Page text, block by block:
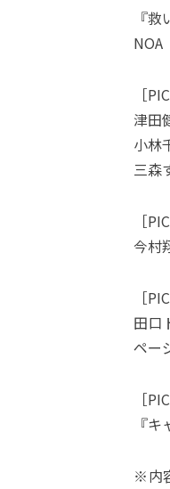
『
［
津田
小林
三森
［
今村
［
田口
ペー
［
『
※内